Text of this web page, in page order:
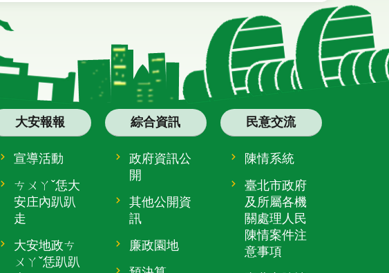
大安報報
宣導活動
ㄘㄨㄚˇ恁大
安庄內趴趴
走
大安地政ㄘ
ㄨㄚˇ恁趴趴
綜合資訊
政府資訊公
開
其他公開資
訊
廉政園地
民意交流
陳情系統
臺北市政府
及所屬各機
關處理人民
陳情案件注
意事項